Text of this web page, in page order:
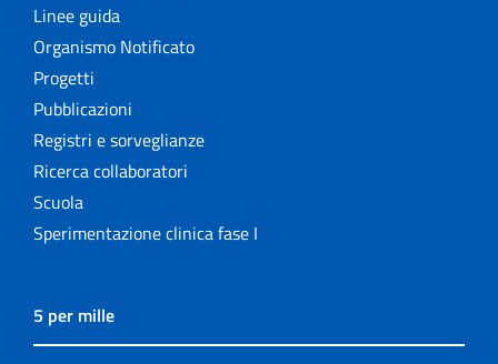
Linee guida
Organismo Notificato
Progetti
Pubblicazioni
Registri e sorveglianze
Ricerca collaboratori
Scuola
Sperimentazione clinica fase I
5 per mille